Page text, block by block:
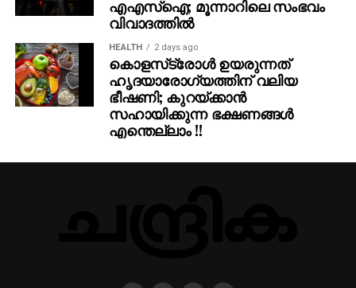
എഎസ്‌ഐ; മൂന്നാറിലെ സംഭവം
വിവാദത്തില്‍
HEALTH 2 days ago
കൊളസ്‌ട്രോള്‍ ഉയരുന്നത്
ഹൃദയാരോഗ്യത്തിന് വലിയ
ഭീഷണി; കുറയ്ക്കാന്‍
സഹായിക്കുന്ന ഭക്ഷണങ്ങള്‍
എന്തെല്ലാം !!